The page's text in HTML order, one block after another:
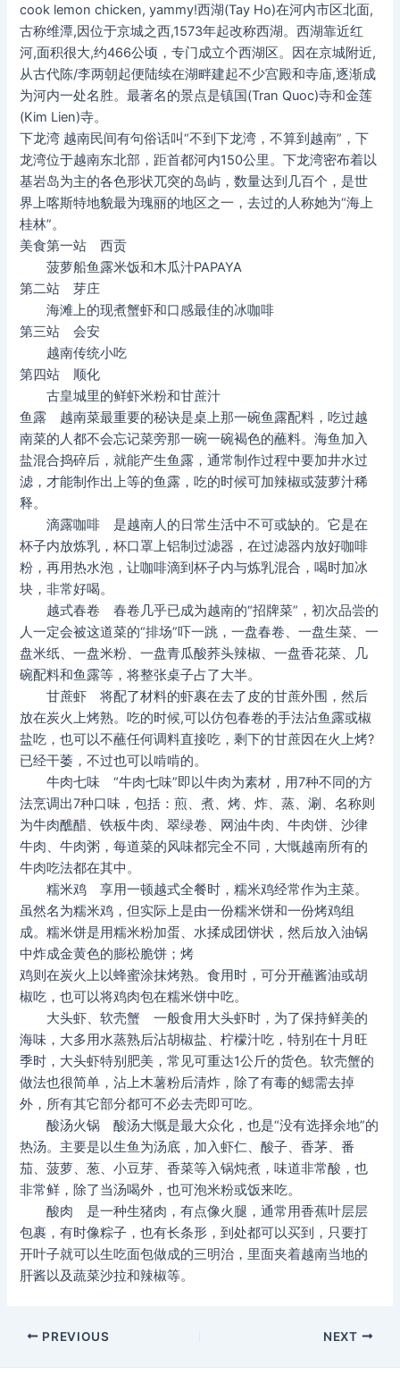
cook lemon chicken, yammy!西湖(Tay Ho)在河内市区北面,
古称维潭,因位于京城之西,1573年起改称西湖。西湖靠近红
河,面积很大,约466公顷，专门成立个西湖区。因在京城附近,
从古代陈/李两朝起便陆续在湖畔建起不少宫殿和寺庙,逐渐成
为河内一处名胜。最著名的景点是镇国(Tran Quoc)寺和金莲
(Kim Lien)寺。
下龙湾 越南民间有句俗话叫“不到下龙湾，不算到越南”，下
龙湾位于越南东北部，距首都河内150公里。下龙湾密布着以
基岩岛为主的各色形状兀突的岛屿，数量达到几百个，是世
界上喀斯特地貌最为瑰丽的地区之一，去过的人称她为“海上
桂林”。
美食第一站 西贡
菠萝船鱼露米饭和木瓜汁PAPAYA
第二站 芽庄
海滩上的现煮蟹虾和口感最佳的冰咖啡
第三站 会安
越南传统小吃
第四站 顺化
古皇城里的鲜虾米粉和甘蔗汁
鱼露 越南菜最重要的秘诀是桌上那一碗鱼露配料，吃过越
南菜的人都不会忘记菜旁那一碗一碗褐色的蘸料。海鱼加入
盐混合捣碎后，就能产生鱼露，通常制作过程中要加井水过
滤，才能制作出上等的鱼露，吃的时候可加辣椒或菠萝汁稀
释。
滴露咖啡 是越南人的日常生活中不可或缺的。它是在
杯子内放炼乳，杯口罩上铝制过滤器，在过滤器内放好咖啡
粉，再用热水泡，让咖啡滴到杯子内与炼乳混合，喝时加冰
块，非常好喝。
越式春卷 春卷几乎已成为越南的“招牌菜”，初次品尝的
人一定会被这道菜的“排场”吓一跳，一盘春卷、一盘生菜、一
盘米纸、一盘米粉、一盘青瓜酸荞头辣椒、一盘香花菜、几
碗配料和鱼露等，将整张桌子占了大半。
甘蔗虾 将配了材料的虾裹在去了皮的甘蔗外围，然后
放在炭火上烤熟。吃的时候,可以仿包春卷的手法沾鱼露或椒
盐吃，也可以不蘸任何调料直接吃，剩下的甘蔗因在火上烤?
已经干萎，不过也可以啃啃的。
牛肉七味 “牛肉七味”即以牛肉为素材，用7种不同的方
法烹调出7种口味，包括：煎、煮、烤、炸、蒸、涮、名称则
为牛肉醮醋、铁板牛肉、翠绿卷、网油牛肉、牛肉饼、沙律
牛肉、牛肉粥，每道菜的风味都完全不同，大慨越南所有的
牛肉吃法都在其中。
糯米鸡 享用一顿越式全餐时，糯米鸡经常作为主菜。
虽然名为糯米鸡，但实际上是由一份糯米饼和一份烤鸡组
成。糯米饼是用糯米粉加蛋、水揉成团饼状，然后放入油锅
中炸成金黄色的膨松脆饼；烤
鸡则在炭火上以蜂蜜涂抹烤熟。食用时，可分开蘸酱油或胡
椒吃，也可以将鸡肉包在糯米饼中吃。
大头虾、软壳蟹 一般食用大头虾时，为了保持鲜美的
海味，大多用水蒸熟后沾胡椒盐、柠檬汁吃，特别在十月旺
季时，大头虾特别肥美，常见可重达1公斤的货色。软壳蟹的
做法也很简单，沾上木薯粉后清炸，除了有毒的鳃需去掉
外，所有其它部分都可不必去壳即可吃。
酸汤火锅 酸汤大慨是最大众化，也是“没有选择余地”的
热汤。主要是以生鱼为汤底，加入虾仁、酸子、香茅、番
茄、菠萝、葱、小豆芽、香菜等入锅炖煮，味道非常酸，也
非常鲜，除了当汤喝外，也可泡米粉或饭来吃。
酸肉 是一种生猪肉，有点像火腿，通常用香蕉叶层层
包裹，有时像粽子，也有长条形，到处都可以买到，只要打
开叶子就可以生吃面包做成的三明治，里面夹着越南当地的
肝酱以及蔬菜沙拉和辣椒等。
Post
PREVIOUS NEXT